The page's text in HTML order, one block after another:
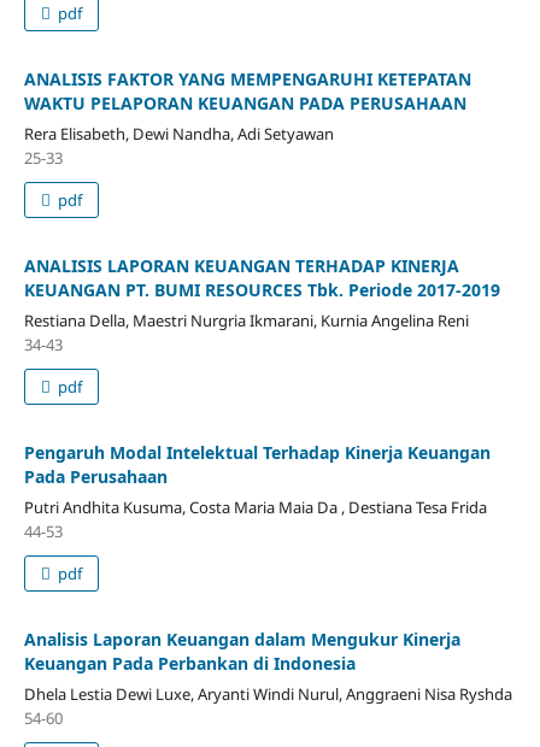
pdf
ANALISIS FAKTOR YANG MEMPENGARUHI KETEPATAN
WAKTU PELAPORAN KEUANGAN PADA PERUSAHAAN
Rera Elisabeth, Dewi Nandha, Adi Setyawan
25-33
pdf
ANALISIS LAPORAN KEUANGAN TERHADAP KINERJA
KEUANGAN PT. BUMI RESOURCES Tbk. Periode 2017-2019
Restiana Della, Maestri Nurgria Ikmarani, Kurnia Angelina Reni
34-43
pdf
Pengaruh Modal Intelektual Terhadap Kinerja Keuangan
Pada Perusahaan
Putri Andhita Kusuma, Costa Maria Maia Da , Destiana Tesa Frida
44-53
pdf
Analisis Laporan Keuangan dalam Mengukur Kinerja
Keuangan Pada Perbankan di Indonesia
Dhela Lestia Dewi Luxe, Aryanti Windi Nurul, Anggraeni Nisa Ryshda
54-60